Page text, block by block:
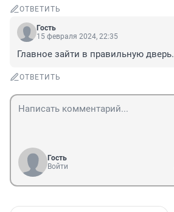
ОТВЕТИТЬ
Гость
15 февраля 2024, 22:35
Главное зайти в правильную дверь.
ОТВЕТИТЬ
Гость
Войти